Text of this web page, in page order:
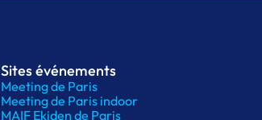
Sites événements
Meeting de Paris
Meeting de Paris indoor
MAIF Ekiden de Paris